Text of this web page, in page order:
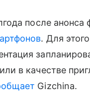
после
. Для
в качестве
Gizchina.